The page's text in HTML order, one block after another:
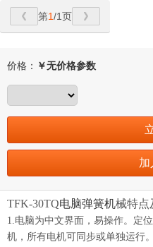
第1/1页
价格： ￥无价格参数
加
TFK-30TQ电脑弹簧机械特点
1.电脑为中文界面，易操作。定
机，所有电机可同步或单独运行。